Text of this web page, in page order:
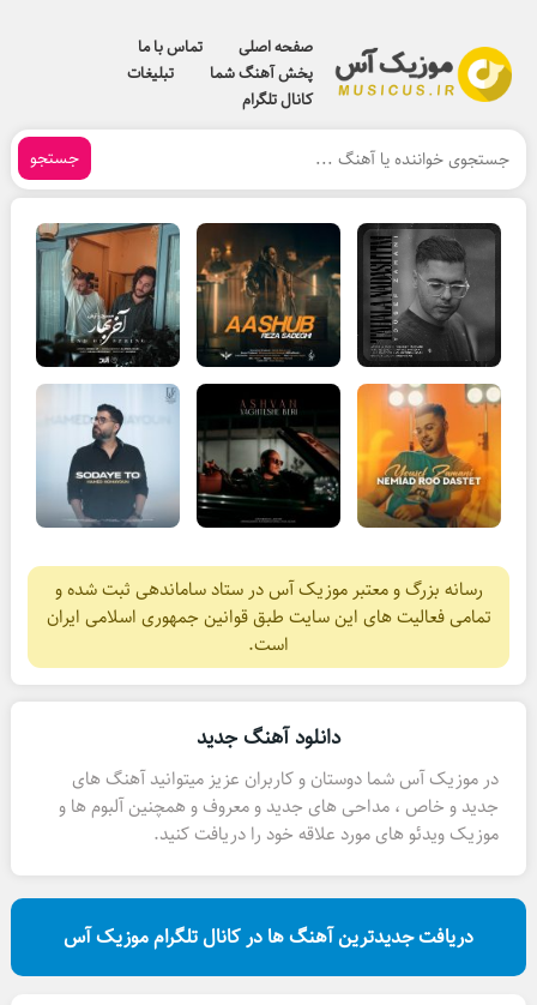
صفحه اصلی
تماس با ما
پخش آهنگ شما
تبلیغات
کانال تلگرام
جستجو
رسانه بزرگ و معتبر موزیک آس در ستاد ساماندهی ثبت شده و
تمامی فعالیت های این سایت طبق قوانین جمهوری اسلامی ایران
است.
دانلود آهنگ جدید
در موزیک آس شما دوستان و کاربران عزیز میتوانید آهنگ های
جدید و خاص ، مداحی های جدید و معروف و همچنین آلبوم ها و
موزیک ویدئو های مورد علاقه خود را دریافت کنید.
دریافت جدیدترین آهنگ ها در کانال تلگرام موزیک آس